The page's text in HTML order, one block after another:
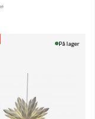
På lager